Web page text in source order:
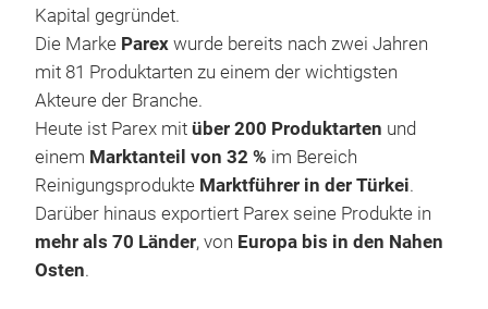
Kapital gegründet.
Die Marke Parex wurde bereits nach zwei Jahren
mit 81 Produktarten zu einem der wichtigsten
Akteure der Branche.
Heute ist Parex mit über 200 Produktarten und
einem Marktanteil von 32 % im Bereich
Reinigungsprodukte Marktführer in der Türkei.
Darüber hinaus exportiert Parex seine Produkte in
mehr als 70 Länder, von Europa bis in den Nahen
Osten.